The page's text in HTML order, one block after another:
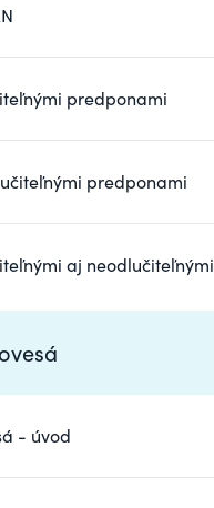
predponami
predponami
aj neodlučiteľnými
- úvod